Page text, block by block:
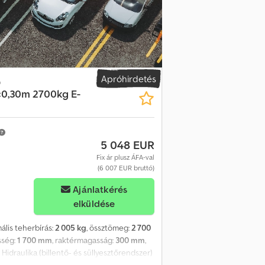
és strapabíró rétegelt lemez padló
rögzítőszem, 800kg
Hálós/kötélkampó a kereten 13 pólusú
és háromszögprizmával Felső keret
akkumulátor töltő csatlakozóval
– 100 km/h-hoz szükséges felszerelés
35cm-re – Black Edition
– Távirányító – Bluetoothos távirányító –
kurblis hátsó támaszok – Teljes
magasságban, zárt kivitelben is –
anélküli) – Magas ponyva 160–200cm
250 € + áfa A képek illusztrációk, feláras
50–100 járművet tartunk raktáron
Tengelyjavítás specialista
pótkocsikhoz is. Nálunk számos
Apróhirdetés
2700kg E-
5 048 EUR
Fix ár plusz ÁFA-val
(6 007 EUR bruttó)
Ajánlatkérés
elküldése
teherbírás:2 005 kg, össztömeg:2 700
1 700 mm, raktérmagasság: 300 mm,
(billentő- és süllyesztőrendszer)